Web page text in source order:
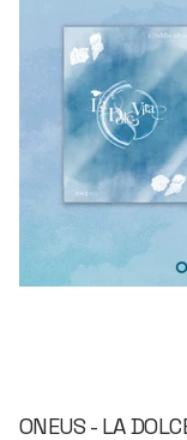
ONEUS - LA